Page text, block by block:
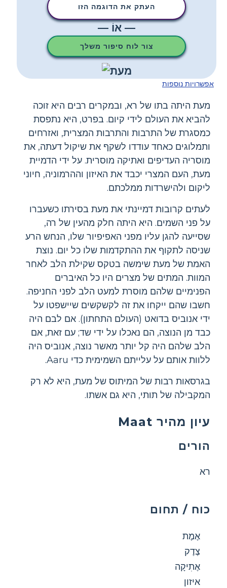
העתק את הדוגמה הזו
— אוֹ —
צור לוח סיפור משלך
אפשרויות נוספות
מעת היתה בתו של רא, ובמקרים רבים היא זוכה
להביא את העולם לידי קיום. בפרט, היא נתפסת
כמסגרת של התרבות והתרבות המצרית, ואזרחים
ותמלוגים כאחד עודדו לשקף את שיקול דעתה, את
מוסריה העדיפים ואתיקה מוסרית. על ידי הדמיית
מעת, העם המצרי יכבד את האיזון וההרמוניה, חיוני
ליקום ולהישרדות ממלכתם.
לעתים קרובות דמיינתי את מעת בסירתו כשעברו
על פני השמים. היא היתה חלק מהעין של רה,
שסייעה להגן עליו מפני האפיפיור שלו, הנחש הרע
שניסה לתקוף את ההתקדמות שלו כל יום. נוצת
האמת של מעת שימשה בטקס שקילת הלב לאחר
המוות. המתים של מצרים היו כל האיברים
הפנימיים שלהם מוסרת למעט הלב לפני החניפה.
חשבו שהם ייקחו את זה לקשקשים שיישפטו על
ידי אנוביס בדואט (העולם התחתון). אם לבם היה
כבד מן הנוצה, הם נאכלו על ידי שד; עם זאת, אם
הלב שלהם היה קל יותר מאשר נוצה, אנוביס היה
ללוות אותם על עלייתם השמימית כדי Aaru.
בגרסאות רבות של המיתוס של מעת, היא לא רק
המקבילה של תותי, היא גם אשתו.
עיון מהיר Maat
הורים
רא
כוח / תחום
אֶמֶת
צֶדֶק
אֶתִיקָה
איזון